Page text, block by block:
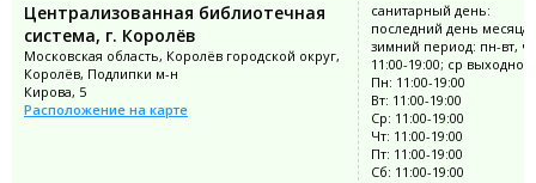
Централизованная библиотечная
система, г. Королёв
Московская область, Королёв городской округ,
Королёв, Подлипки м-н
Кирова, 5
Расположение на карте
санитарный день:
последний день месяца;
зимний период: пн-вт,
11:00-19:00; ср выходной
Пн: 11:00-19:00
Вт: 11:00-19:00
Ср: 11:00-19:00
Чт: 11:00-19:00
Пт: 11:00-19:00
Сб: 11:00-19:00